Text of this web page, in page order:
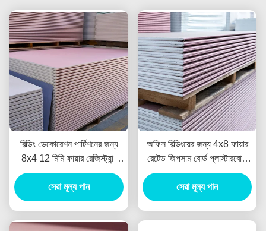
বিল্ডিং ডেকোরেশন পার্টিশনের জন্য
8x4 12 মিমি ফায়ার রেজিস্ট্যান্ট
প্লাস্টারবোর্ড
সেরা মূল্য পান
অফিস বিল্ডিংয়ের জন্য 4x8 ফায়ার
রেটেড জিপসাম বোর্ড প্লাস্টারবোর্ড
ময়েশ্চার প্রুফ 12 মিমি
সেরা মূল্য পান